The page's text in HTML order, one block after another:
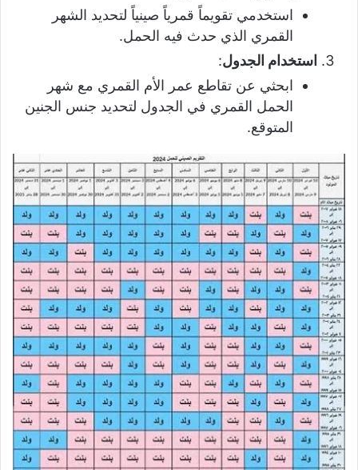
استخدمي تقويماً قمرياً صينياً لتحديد الشهر
القمري الذي حدث فيه الحمل.
استخدام الجدول:
ابحثي عن تقاطع عمر الأم القمري مع شهر
الحمل القمري في الجدول لتحديد جنس الجنين
المتوقع.